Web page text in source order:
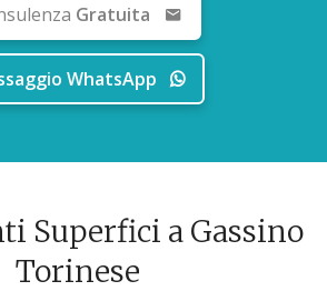
Gratuita
WhatsApp
Superfici a Gassino
Torinese